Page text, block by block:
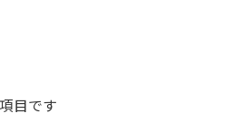
目です